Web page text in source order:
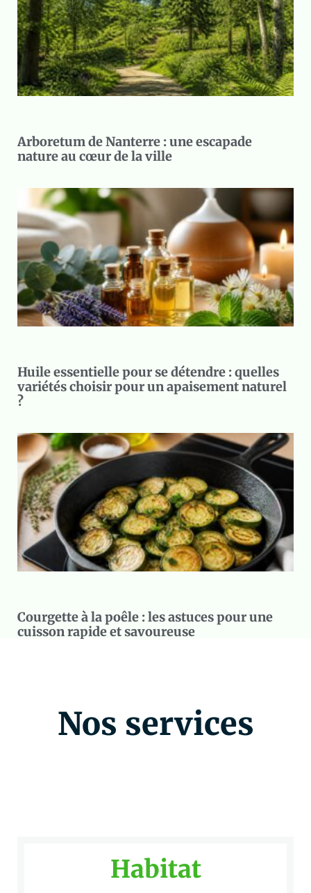
Arboretum de Nanterre : une escapade
nature au cœur de la ville
Huile essentielle pour se détendre : quelles
variétés choisir pour un apaisement naturel
?
Courgette à la poêle : les astuces pour une
cuisson rapide et savoureuse
Nos services
Habitat